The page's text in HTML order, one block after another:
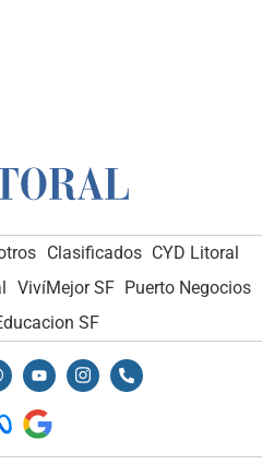
Clasificados CYD Litoral
VivíMejor SF Puerto Negocios
SF